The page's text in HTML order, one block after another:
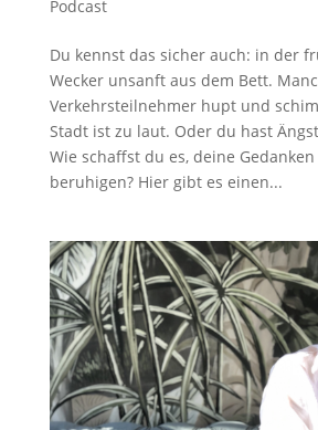
Podcast
Du kennst das sicher auch: in der
Wecker unsanft aus dem Bett.
Verkehrsteilnehmer hupt und
Stadt ist zu laut. Oder du hast
Wie schaffst du es, deine
beruhigen? Hier gibt es einen...